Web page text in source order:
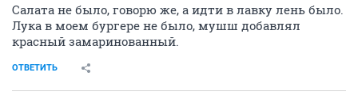
Салата не было, говорю же, а идти в лавку лень было.
Лука в моем бургере не было, мушш добавлял
красный замаринованный.
ОТВЕТИТЬ